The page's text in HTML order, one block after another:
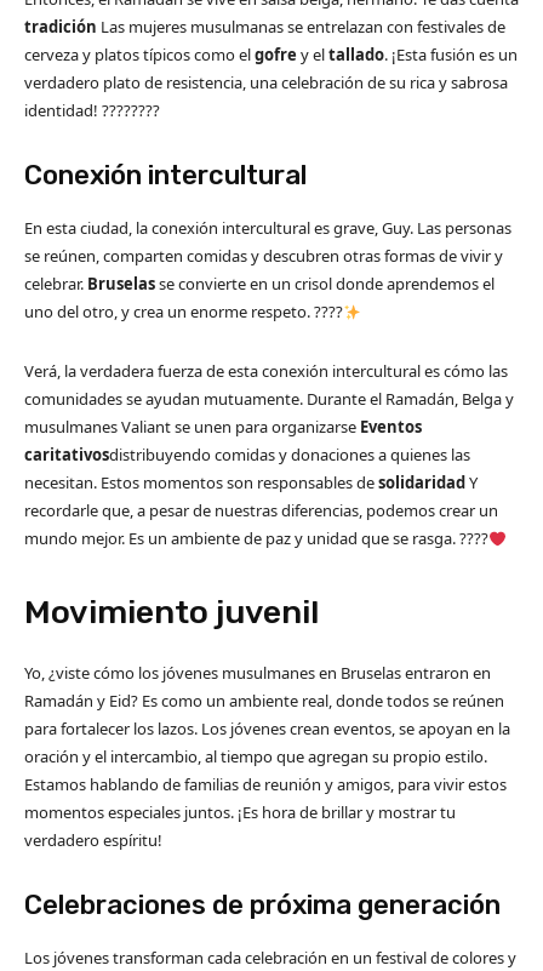
tradición Las mujeres musulmanas se entrelazan con festivales de
cerveza y platos típicos como elgofre y eltallado. ¡Esta fusión es un
verdadero plato de resistencia, una celebración de su rica y sabrosa
identidad! ????????️
Conexión intercultural
En esta ciudad, la conexión intercultural es grave, Guy. Las personas
se reúnen, comparten comidas y descubren otras formas de vivir y
celebrar. Bruselasse convierte en un crisol donde aprendemos el
uno del otro, y crea un enorme respeto. ????
Verá, la verdadera fuerza de esta conexión intercultural es cómo las
comunidades se ayudan mutuamente. Durante el Ramadán, Belga y
musulmanes Valiant se unen para organizarse Eventos
caritativosdistribuyendo comidas y donaciones a quienes las
necesitan. Estos momentos son responsables desolidaridad Y
recordarle que, a pesar de nuestras diferencias, podemos crear un
mundo mejor. Es un ambiente de paz y unidad que se rasga. ????
Movimiento juvenil
Yo, ¿viste cómo los jóvenes musulmanes en Bruselas entraron en
Ramadán y Eid? Es como un ambiente real, donde todos se reúnen
para fortalecer los lazos. Los jóvenes crean eventos, se apoyan en la
oración y el intercambio, al tiempo que agregan su propio estilo.
Estamos hablando de familias de reunión y amigos, para vivir estos
momentos especiales juntos. ¡Es hora de brillar y mostrar tu
verdadero espíritu!
Celebraciones de próxima generación
Los jóvenes transforman cada celebración en un festival de colores y